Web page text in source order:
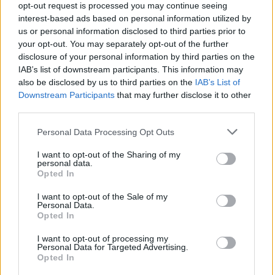
opt-out request is processed you may continue seeing
interest-based ads based on personal information utilized by
us or personal information disclosed to third parties prior to
your opt-out. You may separately opt-out of the further
disclosure of your personal information by third parties on the
IAB’s list of downstream participants. This information may
also be disclosed by us to third parties on the IAB’s List of
Downstream Participants that may further disclose it to other
Please note that this website/app uses one or more Google
not limited to your visit or usage behaviour. You may click to
grant or deny consent to Google and its third-party tags to
use your data for below specified purposes in below Google
consent section.
Personal Data Processing Opt Outs
I want to opt-out of the Sharing of my
personal data.
Opted In
I want to opt-out of the Sale of my
Personal Data.
Opted In
I want to opt-out of processing my
Personal Data for Targeted Advertising.
Opted In
Concludendo, il weekend è l’occasione perfetta per
esplorare queste nuove tendenze e scoprire i pezzi
unici che possono arricchire il tuo guardaroba. Che
tu stia cercando eleganza, praticità o un
messaggio di solidarietà, la moda ha qualcosa da
AUTORE
Staff